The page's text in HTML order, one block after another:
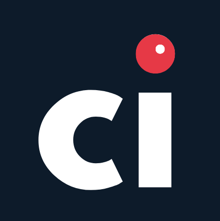
View top rated →
Browse by Use Case
Find lenses optimized for your photography style